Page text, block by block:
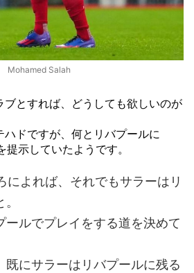
Mohamed Salah
ブとすれば、どうしても欲しいのが
ドですが、何とリバプールに
示していたようです。
によれば、それでもサラーはリ
ールでプレイをする道を決めて
既にサラーはリバプールに残る